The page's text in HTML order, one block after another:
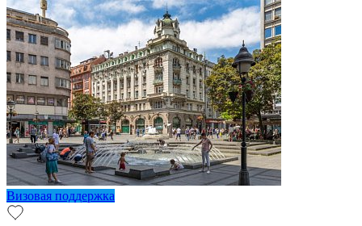
Визовая поддержка